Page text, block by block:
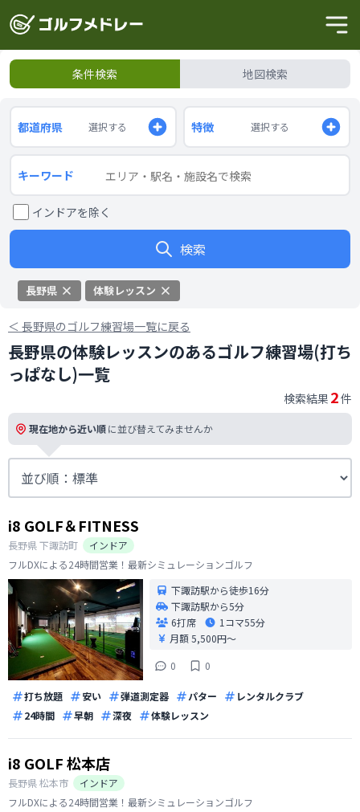
条件検索 地図検索
都道府県 選択する 特徴 選択する
キーワード
インドアを除く
検索
長野県 体験レッスン
＜ 長野県のゴルフ練習場一覧に戻る
長野県の体験レッスンのあるゴルフ練習場(打ち
っぱなし)一覧
検索結果 2件
現在地から近い順に並び替えてみませんか
i8 GOLF＆FITNESS
長野県下諏訪町
インドア
フルDXによる24時間営業！最新シミュレーションゴルフ
下諏訪駅から徒歩16分
下諏訪駅から5分
6打席
1コマ55分
月額 5,500円〜
0
0
打ち放題 安い 弾道測定器 パター
レンタルクラブ
24時間
早朝 深夜 体験レッスン
i8 GOLF 松本店
長野県松本市
インドア
フルDXによる24時間営業！最新シミュレーションゴルフ